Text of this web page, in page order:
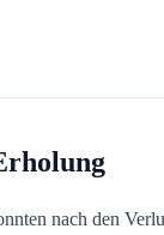
nach den